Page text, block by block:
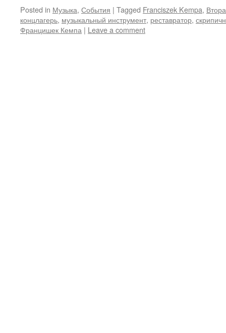
Posted in Музыка, События | Tagged Franciszek Kempa,
концлагерь, музыкальный инструмент, реставратор,
Францишек Кемпа | Leave a comment